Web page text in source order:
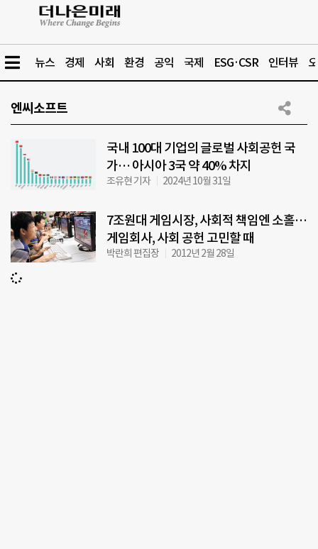
뉴스 경제 사회 환경 공익 국제 ESG·CSR 인터뷰
엔씨소프트
국내 100대 기업의 글로벌 사회공헌 국
가… 아시아 3국 약 40% 차지
조유현 기자 2024년 10월 31일
7조원대 게임시장, 사회적 책임엔 소홀…
게임회사, 사회 공헌 고민할 때
박란희 편집장 2012년 2월 28일